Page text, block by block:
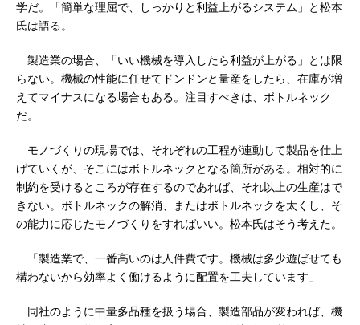
学だ。「簡単な理屈で、しっかりと利益上がるシステム」と松本
氏は語る。
製造業の場合、「いい機械を導入したら利益が上がる」とは限
らない。機械の性能に任せてドンドンと量産をしたら、在庫が増
えてマイナスになる場合もある。注目すべきは、ボトルネック
だ。
モノづくりの現場では、それぞれの工程が連動して製品を仕上
げていくが、そこにはボトルネックとなる箇所がある。相対的に
制約を受けるところが存在するのであれば、それ以上の生産はで
きない。ボトルネックの解消、またはボトルネックを太くし、そ
の能力に応じたモノづくりをすればいい。松本氏はそう考えた。
「製造業で、一番高いのは人件費です。機械は多少遊ばせても
構わないから効率よく働けるように配置を工夫しています」
同社のように中量多品種を扱う場合、製造部品が変われば、機